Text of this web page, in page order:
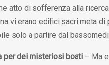
atto di sofferenza alla
vi erano edifici sacri meta
solo a partire dal
per dei misteriosi boati – Ma